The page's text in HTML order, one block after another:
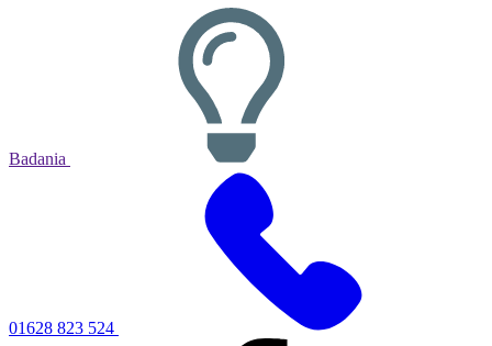
Badania
01628 823 524